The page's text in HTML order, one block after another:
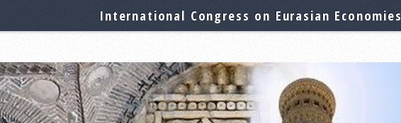
International Congress on Eurasian Economies